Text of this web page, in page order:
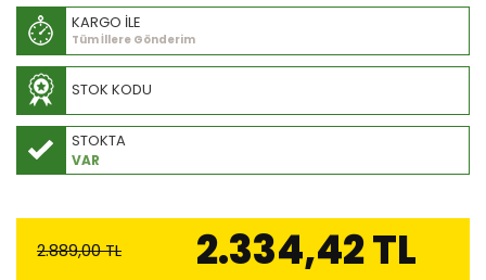
KARGO İLE
Tüm İllere Gönderim
STOK KODU
STOKTA
VAR
2.889,00 TL 2.334,42 TL